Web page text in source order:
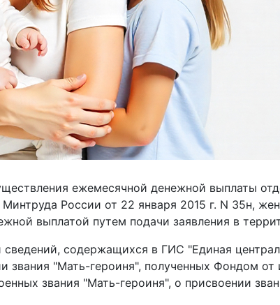
ежемесячной денежной выплаты
России от 22 января 2015 г. N 35н,
выплатой путем подачи заявления в
сведений, содержащихся в ГИС "Единая
"Мать-героиня", полученных Фондом от
звания "Мать-героиня", о присвоении